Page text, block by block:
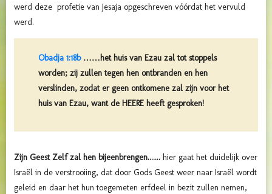
werd deze profetie van Jesaja opgeschreven vóórdat het vervuld
werd.
Obadja 1:18b……het huis van Ezau zal tot stoppels
worden; zij zullen tegen hen ontbranden en hen
verslinden, zodat er geen ontkomene zal zijn voor het
huis van Ezau, want de HEERE heeft gesproken!
Zijn Geest Zelf zal hen bijeenbrengen....... hier gaat het duidelijk over
Israël in de verstrooiing, dat door Gods Geest weer naar Israël wordt
geleid en daar het hun toegemeten erfdeel in bezit zullen nemen,